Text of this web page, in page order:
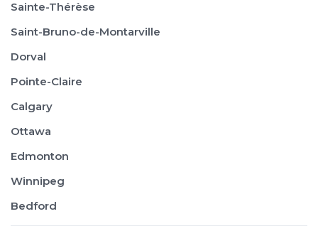
Sainte-Thérèse
Saint-Bruno-de-Montarville
Dorval
Pointe-Claire
Calgary
Ottawa
Edmonton
Winnipeg
Bedford